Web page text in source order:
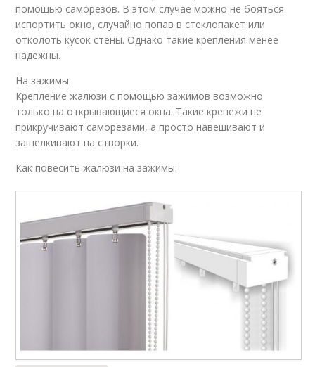
помощью саморезов. В этом случае можно не бояться
испортить окно, случайно попав в стеклопакет или
отколоть кусок стены. Однако такие крепления менее
надежны.
На зажимы
Крепление жалюзи с помощью зажимов возможно
только на открывающиеся окна. Такие крепежи не
прикручивают саморезами, а просто навешивают и
защелкивают на створки.
Как повесить жалюзи на зажимы: